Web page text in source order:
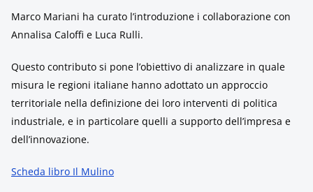
Marco Mariani ha curato l’introduzione i collaborazione con
Annalisa Caloffi e Luca Rulli.
Questo contributo si pone l’obiettivo di analizzare in quale
misura le regioni italiane hanno adottato un approccio
territoriale nella definizione dei loro interventi di politica
industriale, e in particolare quelli a supporto dell’impresa e
dell’innovazione.
Scheda libro Il Mulino